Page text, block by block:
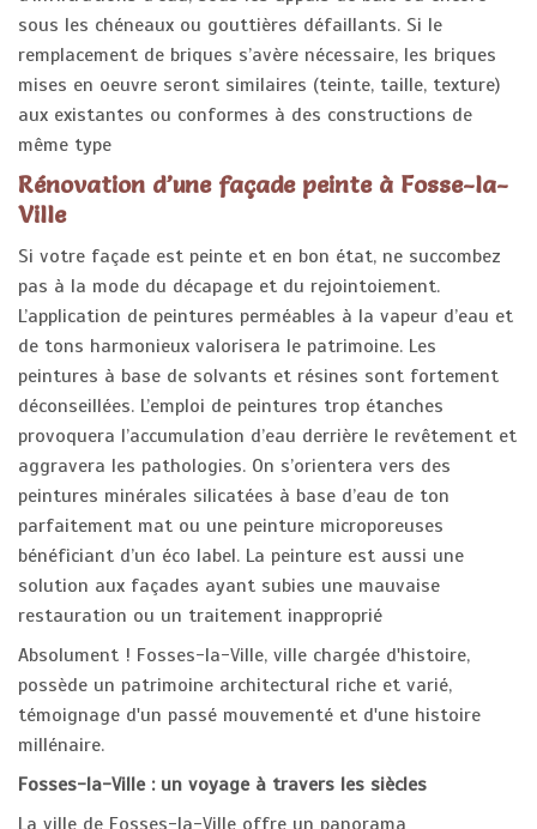
sous les chéneaux ou gouttières défaillants. Si le
remplacement de briques s’avère nécessaire, les briques
mises en oeuvre seront similaires (teinte, taille, texture)
aux existantes ou conformes à des constructions de
même type
Rénovation d’une façade peinte à Fosse-la-
Ville
Si votre façade est peinte et en bon état, ne succombez
pas à la mode du décapage et du rejointoiement.
L’application de peintures perméables à la vapeur d’eau et
de tons harmonieux valorisera le patrimoine. Les
peintures à base de solvants et résines sont fortement
déconseillées. L’emploi de peintures trop étanches
provoquera l’accumulation d’eau derrière le revêtement et
aggravera les pathologies. On s’orientera vers des
peintures minérales silicatées à base d’eau de ton
parfaitement mat ou une peinture microporeuses
bénéficiant d’un éco label. La peinture est aussi une
solution aux façades ayant subies une mauvaise
restauration ou un traitement inapproprié
Absolument ! Fosses-la-Ville, ville chargée d'histoire,
possède un patrimoine architectural riche et varié,
témoignage d'un passé mouvementé et d'une histoire
millénaire.
Fosses-la-Ville : un voyage à travers les siècles
La ville de Fosses-la-Ville offre un panorama